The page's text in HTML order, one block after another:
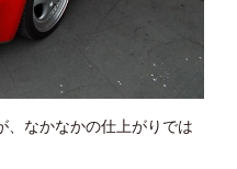
なかなかの仕上がりでは